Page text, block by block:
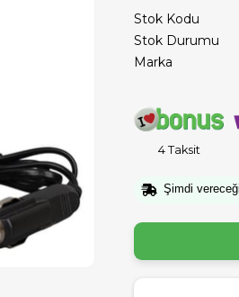
Stok Kodu
Stok Durumu
Marka
4 Taksit
Şimdi